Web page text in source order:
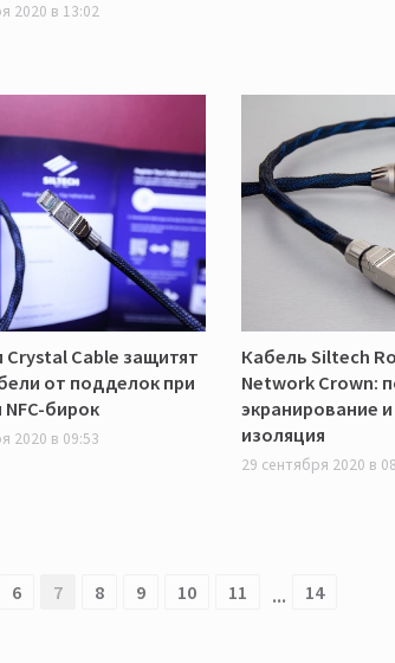
2020 в 13:02
Crystal Cable защитят
от подделок при
бирок
2020 в 09:53
Кабель Siltech
Network Crown:
экранирование
изоляция
29 сентября 2020 в
6 7 8 9 10 11 ... 14